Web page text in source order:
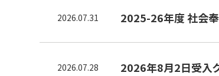
2026.07.31 2025-26年度 社会奉
2026.07.28 2026年8月2日受入